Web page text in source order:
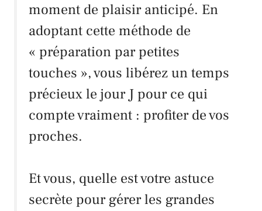
moment de plaisir anticipé. En
adoptant cette méthode de
« préparation par petites
touches », vous libérez un temps
précieux le jour J pour ce qui
compte vraiment : profiter de vos
proches.
Et vous, quelle est votre astuce
secrète pour gérer les grandes